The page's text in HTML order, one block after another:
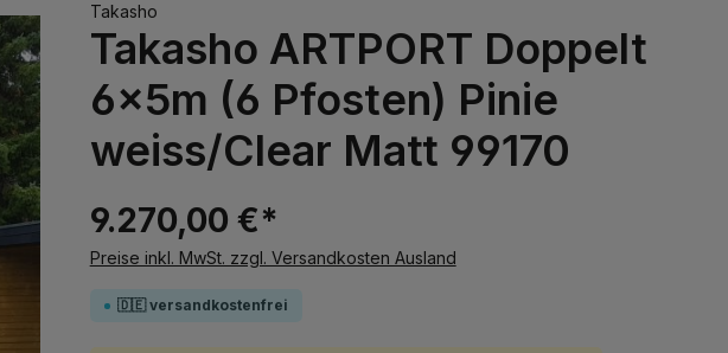
Takasho
Takasho ARTPORT Doppelt
6x5m (6 Pfosten) Pinie
weiss/Clear Matt 99170
9.270,00 €*
Preise inkl. MwSt. zzgl. Versandkosten Ausland
🇩🇪 versandkostenfrei